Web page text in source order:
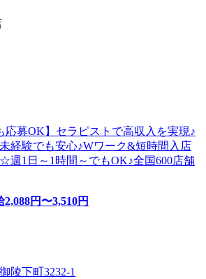
応募OK】セラピストで高収入を実現♪
経験でも安心♪Wワーク&短時間入店
週1日～1時間～でもOK♪全国600店舗
2,088円〜3,510円
陵下町3232-1